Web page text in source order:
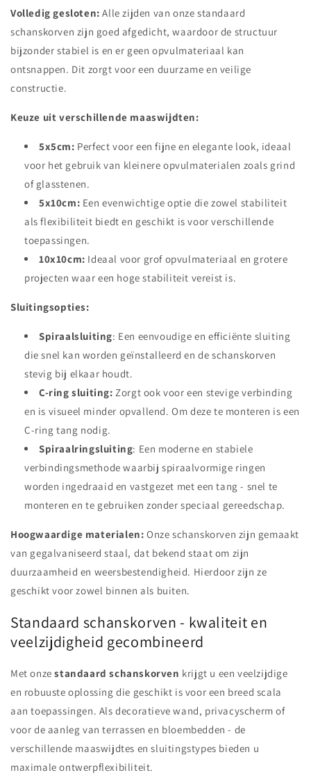
Volledig gesloten: Alle zijden van onze standaard
schanskorven zijn goed afgedicht, waardoor de structuur
bijzonder stabiel is en er geen opvulmateriaal kan
ontsnappen. Dit zorgt voor een duurzame en veilige
constructie.
Keuze uit verschillende maaswijdten:
5x5cm: Perfect voor een fijne en elegante look, ideaal
voor het gebruik van kleinere opvulmaterialen zoals grind
of glasstenen.
5x10cm: Een evenwichtige optie die zowel stabiliteit
als flexibiliteit biedt en geschikt is voor verschillende
toepassingen.
10x10cm: Ideaal voor grof opvulmateriaal en grotere
projecten waar een hoge stabiliteit vereist is.
Sluitingsopties:
Spiraalsluiting: Een eenvoudige en efficiënte sluiting
die snel kan worden geïnstalleerd en de schanskorven
stevig bij elkaar houdt.
C-ring sluiting: Zorgt ook voor een stevige verbinding
en is visueel minder opvallend. Om deze te monteren is een
C-ring tang nodig.
Spiraalringsluiting: Een moderne en stabiele
verbindingsmethode waarbij spiraalvormige ringen
worden ingedraaid en vastgezet met een tang - snel te
monteren en te gebruiken zonder speciaal gereedschap.
Hoogwaardige materialen: Onze schanskorven zijn gemaakt
van gegalvaniseerd staal, dat bekend staat om zijn
duurzaamheid en weersbestendigheid. Hierdoor zijn ze
geschikt voor zowel binnen als buiten.
Standaard schanskorven - kwaliteit en
veelzijdigheid gecombineerd
Met onzestandaard schanskorven krijgt u een veelzijdige
en robuuste oplossing die geschikt is voor een breed scala
aan toepassingen. Als decoratieve wand, privacyscherm of
voor de aanleg van terrassen en bloembedden - de
verschillende maaswijdtes en sluitingstypes bieden u
maximale ontwerpflexibiliteit.